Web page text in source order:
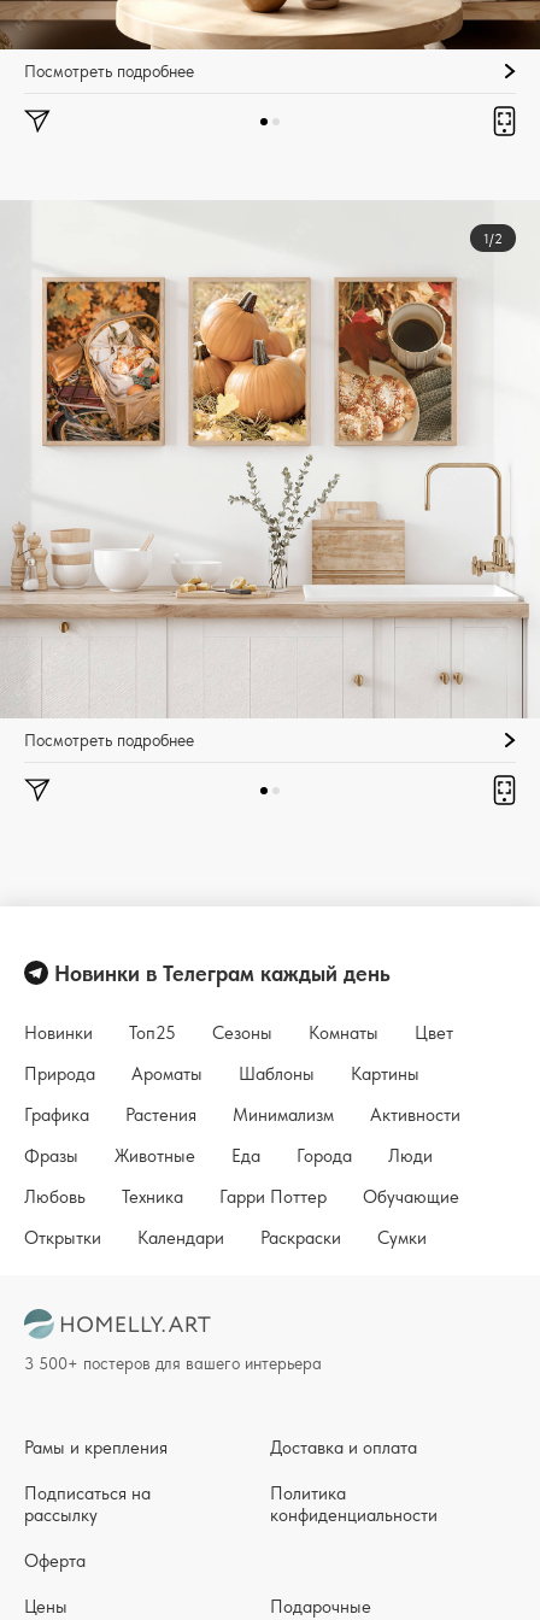
Посмотреть подробнее
1/2
Посмотреть подробнее
Новинки в Телеграм каждый день
Новинки Топ25 Сезоны Комнаты
Цвет
Природа
Ароматы Шаблоны
Картины
Графика
Растения Минимализм
Активности
Фразы
Животные Еда Города
Люди
Любовь
Техника Гарри Поттер
Обучающие
Открытки
Календари Раскраски Сумки
Рамы и крепления
Подписаться на
рассылку
Оферта
Доставка и оплата
Политика
конфиденциальности
Цены
Подарочные
3 500+ постеров для вашего интерьера